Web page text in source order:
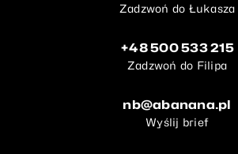
Zadzwoń do Łukasza
+48 500 533 215
Zadzwoń do Filipa
nb@abanana.pl
Wyślij brief